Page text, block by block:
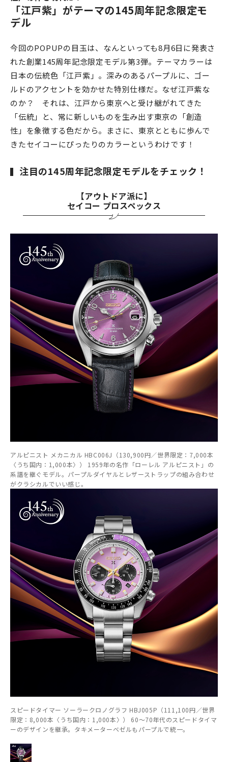
「江戸紫」がテーマの145周年記念限定モ
デル
今回のPOPUPの目玉は、なんといっても8月6日に発表さ
れた創業145周年記念限定モデル第3弾。テーマカラーは
日本の伝統色「江戸紫」。深みのあるパープルに、ゴー
ルドのアクセントを効かせた特別仕様だ。なぜ江戸紫な
のか？ それは、江戸から東京へと受け継がれてきた
「伝統」と、常に新しいものを生み出す東京の「創造
性」を象徴する色だから。まさに、東京とともに歩んで
きたセイコーにぴったりのカラーというわけです！
注目の145周年記念限定モデルをチェック！
【アウトドア派に】
セイコー プロスペックス
アルピニスト メカニカル HBC006J（130,900円／世界限定：7,000本
〈うち国内：1,000本〉） 1959年の名作「ローレル アルピニスト」の
系譜を継ぐモデル。パープルダイヤルとレザーストラップの組み合わせ
がクラシカルでいい感じ。
スピードタイマー ソーラークロノグラフ HBJ005P（111,100円／世界
限定：8,000本〈うち国内：1,000本〉） 60～70年代のスピードタイマ
ーのデザインを継承。タキメーターベゼルもパープルで統一。